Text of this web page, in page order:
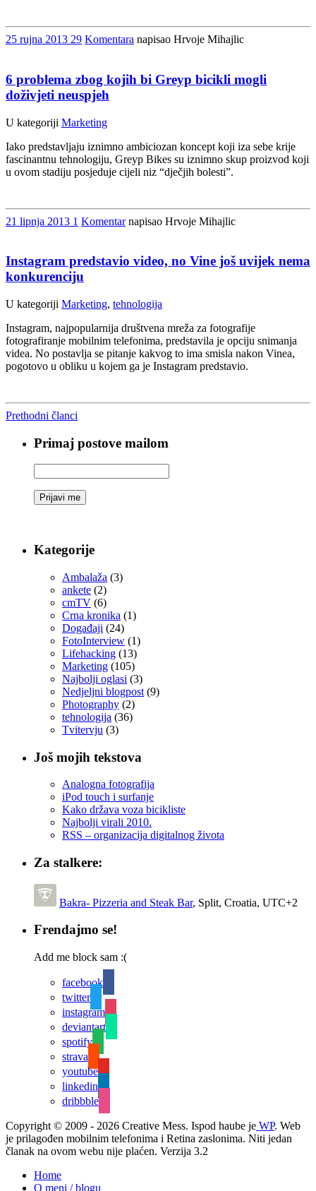
25 rujna 2013 29 Komentara napisao Hrvoje Mihajlic
6 problema zbog kojih bi Greyp bicikli mogli
doživjeti neuspjeh
U kategoriji Marketing
Iako predstavljaju iznimno ambiciozan koncept koji iza sebe krije
fascinantnu tehnologiju, Greyp Bikes su iznimno skup proizvod koji
u ovom stadiju posjeduje cijeli niz “dječjih bolesti”.
21 lipnja 2013 1 Komentar napisao Hrvoje Mihajlic
Instagram predstavio video, no Vine još uvijek nema
konkurenciju
U kategoriji Marketing, tehnologija
Instagram, najpopularnija društvena mreža za fotografije
fotografiranje mobilnim telefonima, predstavila je opciju snimanja
videa. No postavlja se pitanje kakvog to ima smisla nakon Vinea,
pogotovo u obliku u kojem ga je Instagram predstavio.
Prethodni članci
Primaj postove mailom
Kategorije
Ambalaža (3)
ankete (2)
cmTV (6)
Crna kronika (1)
Događaji (24)
FotoInterview (1)
Lifehacking (13)
Marketing (105)
Najbolji oglasi (3)
Nedjeljni blogpost (9)
Photography (2)
tehnologija (36)
Tvitervju (3)
Još mojih tekstova
Analogna fotografija
iPod touch i surfanje
Kako država voza bicikliste
Najbolji virali 2010.
RSS – organizacija digitalnog života
Za stalkere:
Bakra- Pizzeria and Steak Bar, Split, Croatia, UTC+2
Frendajmo se!
Add me block sam :(
facebook
twitter
instagram
deviantart
spotify
strava
youtube
linkedin
dribbble
Copyright © 2009 - 2026 Creative Mess. Ispod haube je WP. Web
je prilagođen mobilnim telefonima i Retina zaslonima. Niti jedan
članak na ovom webu nije plaćen. Verzija 3.2
Home
O meni / blogu